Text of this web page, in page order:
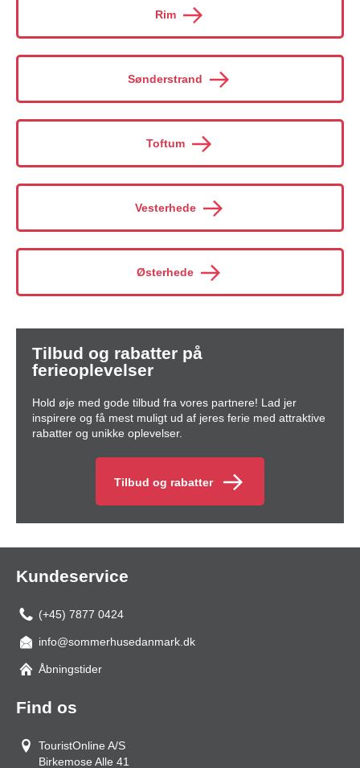
Rim
Sønderstrand
Toftum
Vesterhede
Østerhede
Tilbud og rabatter på
ferieoplevelser
Hold øje med gode tilbud fra vores partnere! Lad jer
inspirere og få mest muligt ud af jeres ferie med attraktive
rabatter og unikke oplevelser.
Tilbud og rabatter
Kundeservice
(+45) 7877 0424
info@sommerhusedanmark.dk
Åbningstider
Find os
TouristOnline A/S
Birkemose Alle 41